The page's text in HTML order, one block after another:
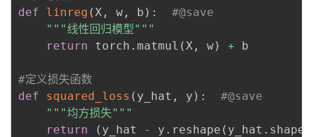
def
linreg ( X , w , b ) :
#@save
"""线性回归模型"""
return torch . matmul ( X , w) + b
#定义损失函数
def
squared_loss ( y_hat , y ) :
#@save
"""均方损失"""
return
( y_hat - y . reshape ( y_hat . shape